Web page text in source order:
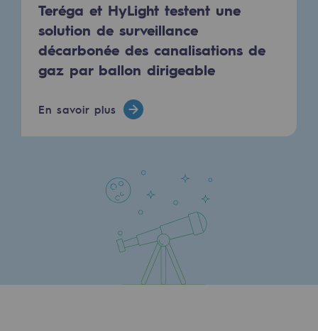
Organisation
Éthique et conformité
Achats responsables
Fonds de dotation
Gouvernance du fonds de dotation et
Soumettre un projet
Nos activités
Nos activités
Teréga et HyLight testent une
solution de surveillance
décarbonée des canalisations de
gaz par ballon dirigeable
En savoir plus